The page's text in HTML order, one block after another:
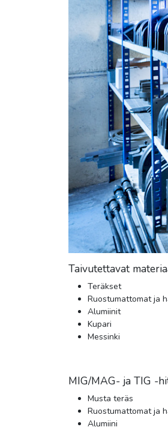
Taivutettavat
Teräkset
Ruostumattomat ja
Alumiinit
Kupari
Messinki
MIG/MAG- ja TIG -
Musta teräs
Ruostumattomat ja
Alumiini